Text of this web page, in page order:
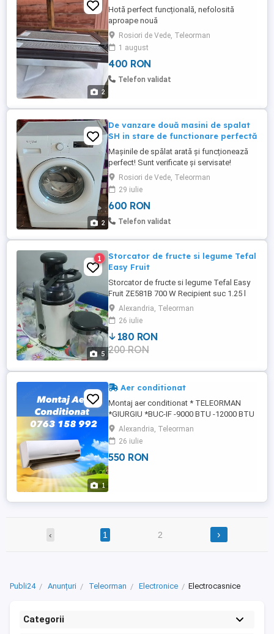
2
Hotă perfect funcțională, nefolosită
aproape nouă
Rosiori de Vede, Teleorman
1 august
400 RON
Telefon validat
2
De vanzare două masini de spalat
SH in stare de functionare perfectă
Mașinile de spălat arată și funcționează
perfect! Sunt verificate și servisate!
Rosiori de Vede, Teleorman
29 iulie
600 RON
Telefon validat
5
1
Storcator de fructe si legume Tefal
Easy Fruit
Storcator de fructe si legume Tefal Easy
Fruit ZE581B 700 W Recipient suc 1.25 l
Recipient pulpa 3 l 2 Viteze Tub de
alimentare fructe si legume de 75 mm Alb
Sistem anti picurare Sistem de siguranță
Funcționează perfect, a fost folosit doar
de câteva ori.
Alexandria, Teleorman
26 iulie
180 RON
200 RON
1
Aer conditionat
Montaj aer conditionat * TELEORMAN
*GIURGIU *BUC-IF -9000 BTU -12000 BTU
-18000 BTU -24000 BTU.
Alexandria, Teleorman
26 iulie
550 RON
‹ 1 2 ›
Publi24 Anunțuri Teleorman Electronice Electrocasnice
Categorii